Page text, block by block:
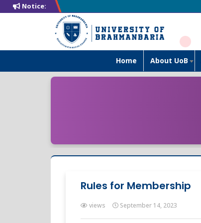
Notice:
Home About UoB
Rules for Membership
views September 14, 2023